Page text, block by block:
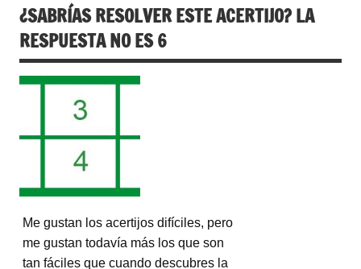
¿SABRÍAS RESOLVER ESTE ACERTIJO? LA
RESPUESTA NO ES 6
Me gustan los acertijos difíciles, pero
me gustan todavía más los que son
tan fáciles que cuando descubres la